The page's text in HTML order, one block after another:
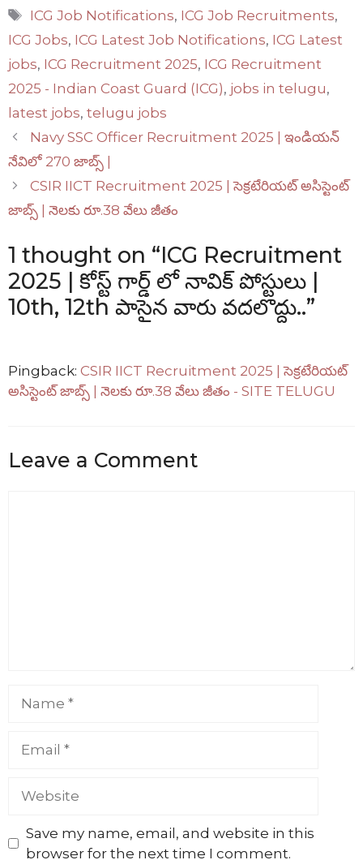
Tags
ICG Job Notifications, ICG Job Recruitments,
ICG Jobs, ICG Latest Job Notifications, ICG Latest
jobs, ICG Recruitment 2025, ICG Recruitment
2025 - Indian Coast Guard (ICG), jobs in telugu,
latest jobs, telugu jobs
Navy SSC Officer Recruitment 2025 | ఇండియన్
నేవిలో 270 జాబ్స్ |
CSIR IICT Recruitment 2025 | సెక్రటేరియట్ అసిస్టెంట్
జాబ్స్ | నెలకు రూ.38 వేలు జీతం
1 thought on “ICG Recruitment
2025 | కోస్ట్ గార్డ్ లో నావిక్ పోస్టులు |
10th, 12th పాసైన వారు వదలొద్దు..”
Pingback: CSIR IICT Recruitment 2025 | సెక్రటేరియట్
అసిస్టెంట్ జాబ్స్ | నెలకు రూ.38 వేలు జీతం - SITE TELUGU
Leave a Comment
Save my name, email, and website in this
browser for the next time I comment.